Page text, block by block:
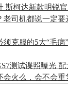
斯柯达新款明锐
老司机都说一定要
克服的5大“毛病
测试谍照曝光
会火么，会不会重